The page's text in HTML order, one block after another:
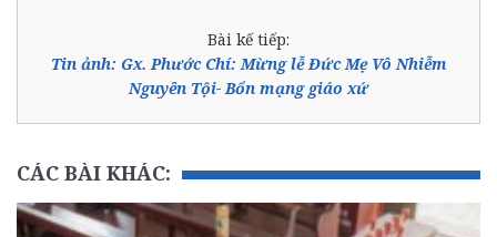
Bài kế tiếp:
Tin ảnh: Gx. Phước Chí: Mừng lễ Đức Mẹ Vô Nhiễm
Nguyên Tội- Bổn mạng giáo xứ
CÁC BÀI KHÁC: